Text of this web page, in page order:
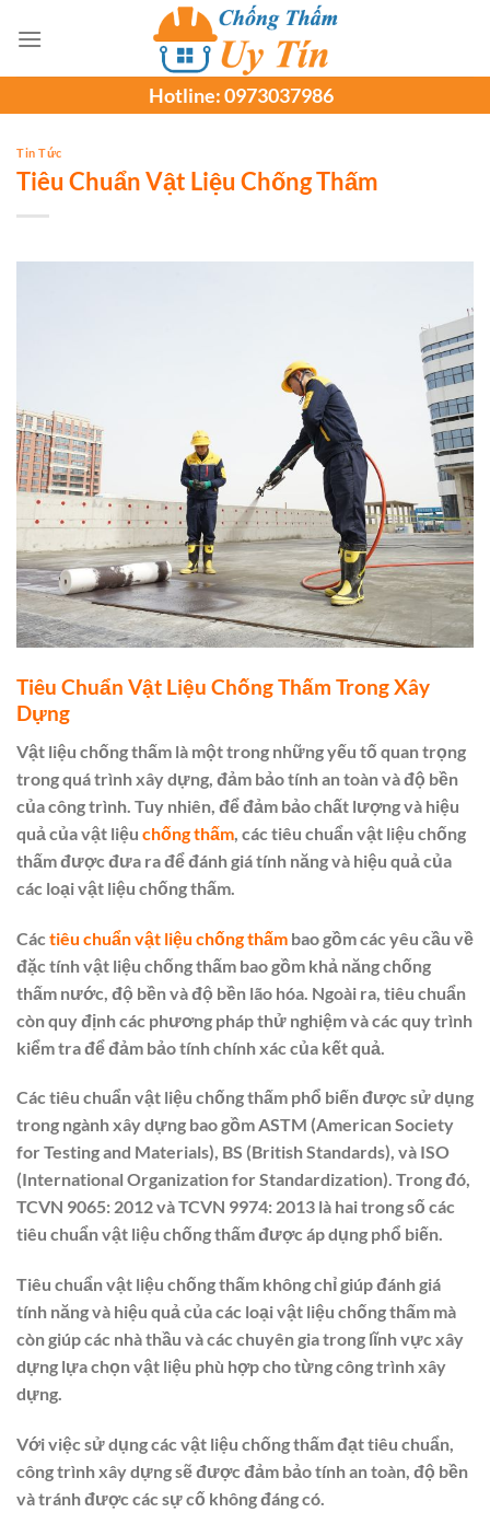
đến
Hotline:0973037986
Tin Tức
Tiêu Chuẩn Vật Liệu Chống Thấm
Tiêu Chuẩn Vật Liệu Chống Thấm Trong Xây
Dựng
Vật liệu chống thấm là một trong những yếu tố quan trọng
trong quá trình xây dựng, đảm bảo tính an toàn và độ bền
của công trình. Tuy nhiên, để đảm bảo chất lượng và hiệu
quả của vật liệu chống thấm, các tiêu chuẩn vật liệu chống
thấm được đưa ra để đánh giá tính năng và hiệu quả của
các loại vật liệu chống thấm.
Các tiêu chuẩn vật liệu chống thấm bao gồm các yêu cầu về
đặc tính vật liệu chống thấm bao gồm khả năng chống
thấm nước, độ bền và độ bền lão hóa. Ngoài ra, tiêu chuẩn
còn quy định các phương pháp thử nghiệm và các quy trình
kiểm tra để đảm bảo tính chính xác của kết quả.
Các tiêu chuẩn vật liệu chống thấm phổ biến được sử dụng
trong ngành xây dựng bao gồm ASTM (American Society
for Testing and Materials), BS (British Standards), và ISO
(International Organization for Standardization). Trong đó,
TCVN 9065: 2012 và TCVN 9974: 2013 là hai trong số các
tiêu chuẩn vật liệu chống thấm được áp dụng phổ biến.
Tiêu chuẩn vật liệu chống thấm không chỉ giúp đánh giá
tính năng và hiệu quả của các loại vật liệu chống thấm mà
còn giúp các nhà thầu và các chuyên gia trong lĩnh vực xây
dựng lựa chọn vật liệu phù hợp cho từng công trình xây
dựng.
Với việc sử dụng các vật liệu chống thấm đạt tiêu chuẩn,
công trình xây dựng sẽ được đảm bảo tính an toàn, độ bền
và tránh được các sự cố không đáng có.